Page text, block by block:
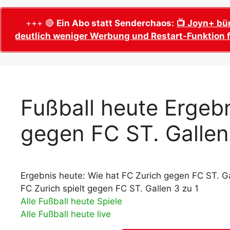
Wer wird Fußball-Weltmeister 2026?
Alle WM 2026 Trainer
Adidas Trionda: offizielle WM 2026
Spielball
Alle Nationalspieler der FIFA Fußball WM
WM 2026 Qualifikation in Europa: Tabelle
& Spielplan
WM 2026
Termine,
WM 2026
WM 2026
Spielort
Fußball WM
Ausfüllen &
+++ 🔴 Ein Abo statt Senderchaos: 📺 Joyn+
deutlich weniger Werbung und Restart-
Fußball heute
gegen FC ST.
Ergebnis heute: Wie hat FC Zurich gegen FC ST.
FC Zurich spielt gegen FC ST. Gallen 3 zu 1
Alle Fußball heute Spiele
Alle Fußball heute live